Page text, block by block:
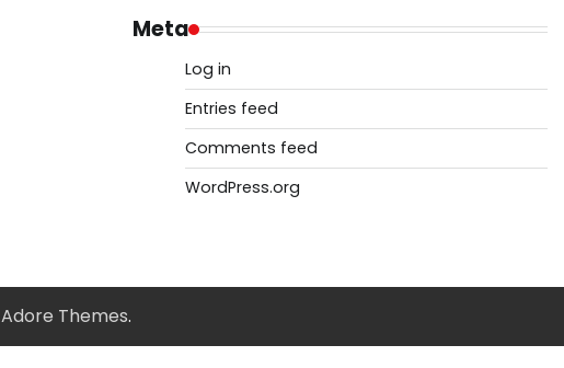
Meta
Log in
Entries feed
Comments feed
WordPress.org
Adore Themes.